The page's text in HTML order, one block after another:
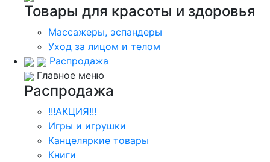
Товары для красоты и здоровья
Массажеры, эспандеры
Уход за лицом и телом
Распродажа
Главное меню
Распродажа
!!!АКЦИЯ!!!
Игры и игрушки
Канцеляркие товары
Книги